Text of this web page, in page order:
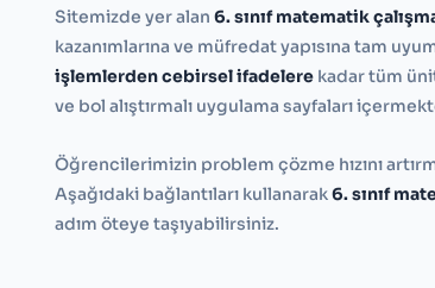
Sitemizde yer alan 6. sınıf matematik
kazanımlarına ve müfredat yapısına tam
işlemlerden cebirsel ifadelere kadar tüm
ve bol alıştırmalı uygulama sayfaları
Öğrencilerimizin problem çözme hızını
Aşağıdaki bağlantıları kullanarak6. sınıf
adım öteye taşıyabilirsiniz.